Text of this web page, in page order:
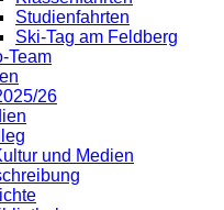
Studienfahrten
Ski-Tag am Feldberg
Team
26
und Medien